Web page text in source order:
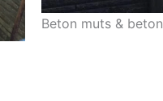
Beton muts &